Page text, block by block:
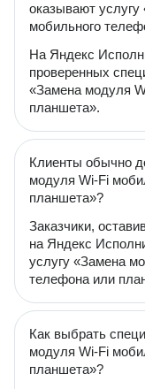
оказывают
мобильного
На Яндекс
проверенных
«Замена модуля
планшета».
Клиенты обычно
модуля Wi-Fi
планшета»?
Заказчики,
на Яндекс
услугу «Замена
телефона или
Как выбрать
модуля Wi-Fi
планшета»?